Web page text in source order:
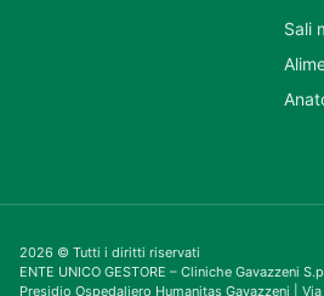
Sali
2026 © Tutti i diritti riservati
ENTE UNICO GESTORE – Cliniche Gavazzeni
Presidio Ospedaliero Humanitas Gavazzeni |